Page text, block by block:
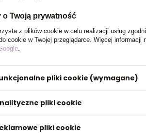
parasol 21‘‘ z 8
z włókna szklanego.
wyposażony w
na parasol
do mocowania do
o Twoją prywatność
z plików cookie w celu realizacji usług
cookie w Twojej przeglądarce. Więcej
pliki cookie (wymagane)
pliki cookie
pliki cookie